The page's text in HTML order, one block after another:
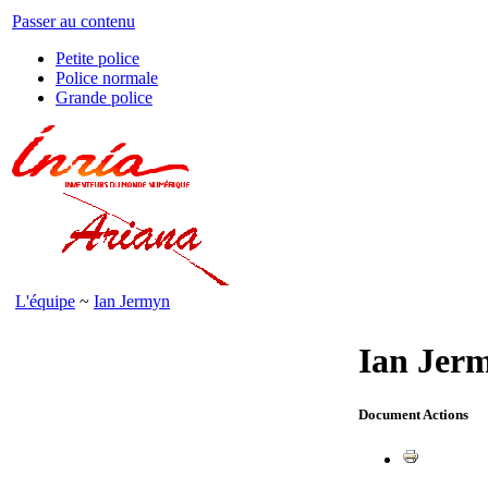
Passer au contenu
Petite police
Police normale
Grande police
L'équipe ~ Ian Jermyn
Ian
Document Actions